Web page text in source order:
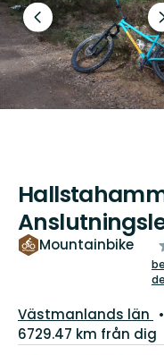
Föregående
bild
Mountainbike
5
Län:
Västmanlands län
6729.47 km från dig